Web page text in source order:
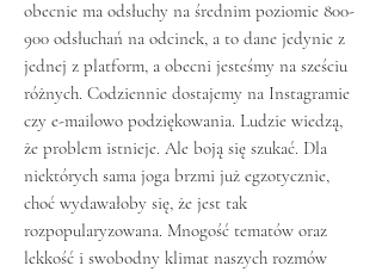
obecnie ma odsłuchy na średnim poziomie 800-
900 odsłuchań na odcinek, a to dane jedynie z
jednej z platform, a obecni jesteśmy na sześciu
różnych. Codziennie dostajemy na Instagramie
czy e-mailowo podziękowania. Ludzie wiedzą,
że problem istnieje. Ale boją się szukać. Dla
niektórych sama joga brzmi już egzotycznie,
choć wydawałoby się, że jest tak
rozpopularyzowana. Mnogość tematów oraz
lekkość i swobodny klimat naszych rozmów